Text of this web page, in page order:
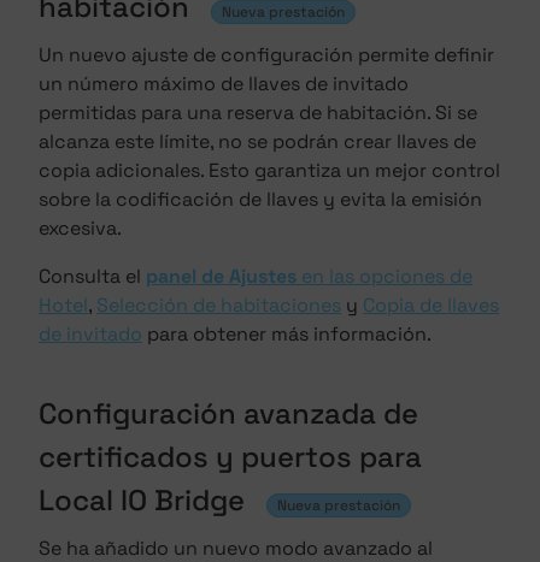
Nueva prestación
Un nuevo ajuste de configuración permite definir
un número máximo de llaves de invitado
permitidas para una reserva de habitación. Si se
alcanza este límite, no se podrán crear llaves de
copia adicionales. Esto garantiza un mejor control
sobre la codificación de llaves y evita la emisión
excesiva.
Consulta el panel de Ajustes en las opciones de
Hotel, Selección de habitaciones y Copia de llaves
de invitado para obtener más información.
Configuración avanzada de
certificados y puertos para
Local IO Bridge
Nueva prestación
Se ha añadido un nuevo modo avanzado al